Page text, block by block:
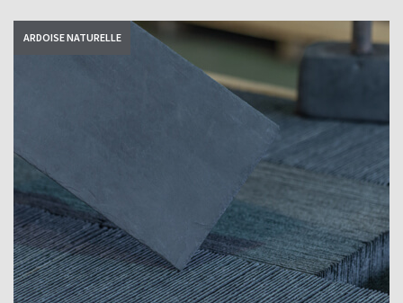
ARDOISE NATURELLE